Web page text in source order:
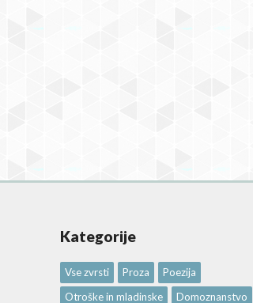
Kategorije
Vse zvrsti Proza
Poezija
Otroške in mladinske
Domoznanstvo